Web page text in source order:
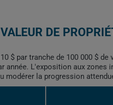
DE
$ par tranche de 100 000 $
année. L'exposition aux
modérer la progression